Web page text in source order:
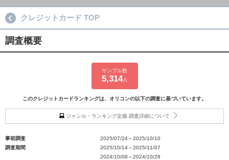
クレジットカード TOP
調査概要
サンプル数
5,314人
このクレジットカードランキングは、オリコンの以下の調査に基づいています。
ジャンル・ランキング定義 調査詳細について
事前調査
2025/07/24～2025/10/10
調査期間
2025/10/14～2025/11/07
2024/10/08～2024/10/28